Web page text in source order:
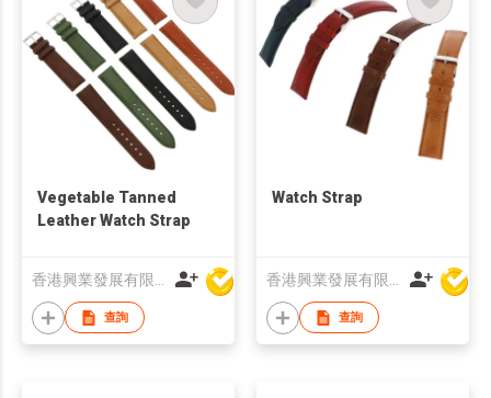
Vegetable Tanned
Leather Watch Strap
查詢
Watch Strap
查詢